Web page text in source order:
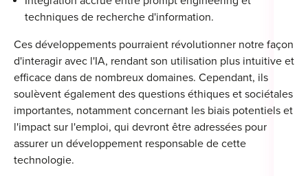
techniques de recherche d'information.
Ces développements pourraient révolutionner notre façon
d'interagir avec l'IA, rendant son utilisation plus intuitive et
efficace dans de nombreux domaines. Cependant, ils
soulèvent également des questions éthiques et sociétales
importantes, notamment concernant les biais potentiels et
l'impact sur l'emploi, qui devront être adressées pour
assurer un développement responsable de cette
technologie.